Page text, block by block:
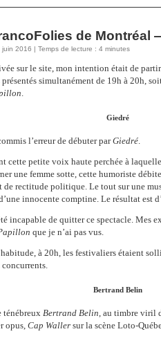
de Montréal
2016 | Temps de lecture : 4 minutes
sur le site, mon intention était de
présentés simultanément de 19h à 20h,
Giedré
l’erreur de débuter parGiedré.
cette petite voix haute perchée à
une femme sotte, cette humoriste
de rectitude politique. Le tout sur une
innocente comptine. Le résultat est
incapable de quitter ce spectacle. Mes
que je n’ai pas vus.
à 20h, les festivaliers étaient
concurrents.
Bertrand Belin
ténébreuxBertrand Belin, au timbre viril
opus, Cap Waller sur la scène Loto-